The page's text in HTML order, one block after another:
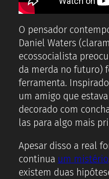
O pensador
Daniel Waters
ecossocialista
da merda no futuro)
ferramenta.
um amigo que
decorado com
las para algo mais
Apesar disso a real
continua um mistério
existem duas